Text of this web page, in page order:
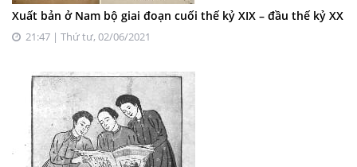
Xuất bản ở Nam bộ giai đoạn cuối thế kỷ XIX – đầu thế kỷ XX
21:47 | Thứ tư, 02/06/2021